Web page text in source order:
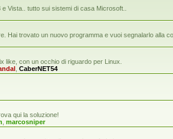
Vista.. tutto sui sistemi di casa Microsoft..
Hai trovato un nuovo programma e vuoi segnalarlo alla
like, con un occhio di riguardo per Linux.
CaberNET54
qui la soluzione!
marcosniper